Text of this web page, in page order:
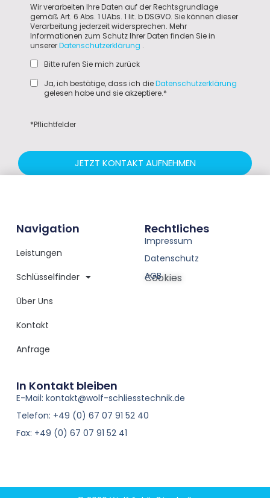
Wir verarbeiten Ihre Daten auf der Rechtsgrundlage
gemäß Art. 6 Abs. 1 UAbs. 1 lit. b DSGVO. Sie können dieser
Verarbeitung jederzeit widersprechen. Mehr
Informationen zum Schutz Ihrer Daten finden Sie in
unsererDatenschutzerklärung .
Bitte rufen Sie mich zurück
Ja, ich bestätige, dass ich dieDatenschutzerklärung
gelesen habe und sie akzeptiere.*
*Pflichtfelder
JETZT KONTAKT AUFNEHMEN
In Kontakt bleiben
E-Mail: kontakt@wolf-schliesstechnik.de
Telefon: +49 (0) 67 07 91 52 40
Fax: +49 (0) 67 07 91 52 41
Navigation
Leistungen
Schlüsselfinder
Über Uns
Kontakt
Anfrage
Rechtliches
Impressum
Datenschutz
AGB
Cookies